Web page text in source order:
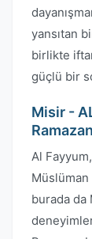
yansıtan
birlikte
güçlü bir
Misir -
Al
burada da